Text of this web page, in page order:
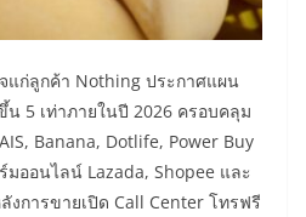
แก่ลูกค้า Nothing ประกาศแผน
5 เท่าภายในปี 2026 ครอบคลุม
Banana, Dotlife, Power Buy
ออนไลน์ Lazada, Shopee และ
งการขายเปิด Call Center โทรฟรี